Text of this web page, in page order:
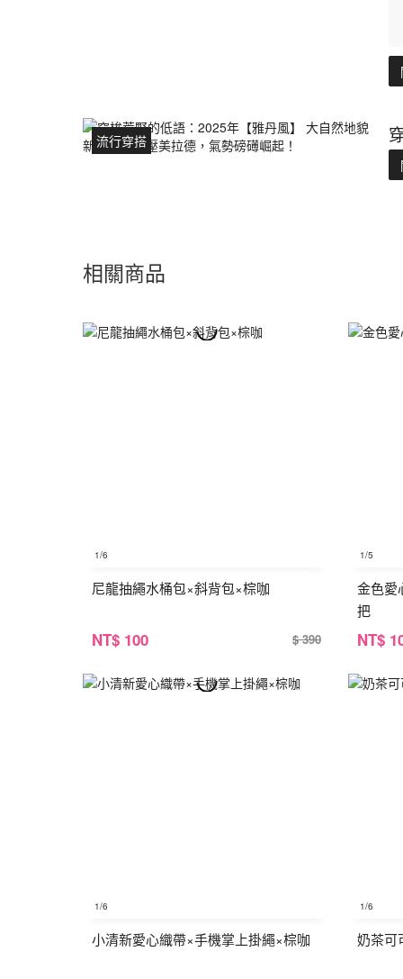
流行穿搭
相關商品
1/6
尼龍抽繩水桶包×斜背包×棕咖
NT$ 100 $ 390
1/5
金色愛
把
NT$
1/6
小清新愛心織帶×手機掌上掛繩×棕咖
1/6
奶茶可